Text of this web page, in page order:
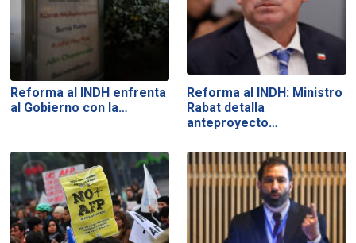
Reforma al INDH enfrenta
al Gobierno con la…
Reforma al INDH: Ministro
Rabat detalla
anteproyecto…